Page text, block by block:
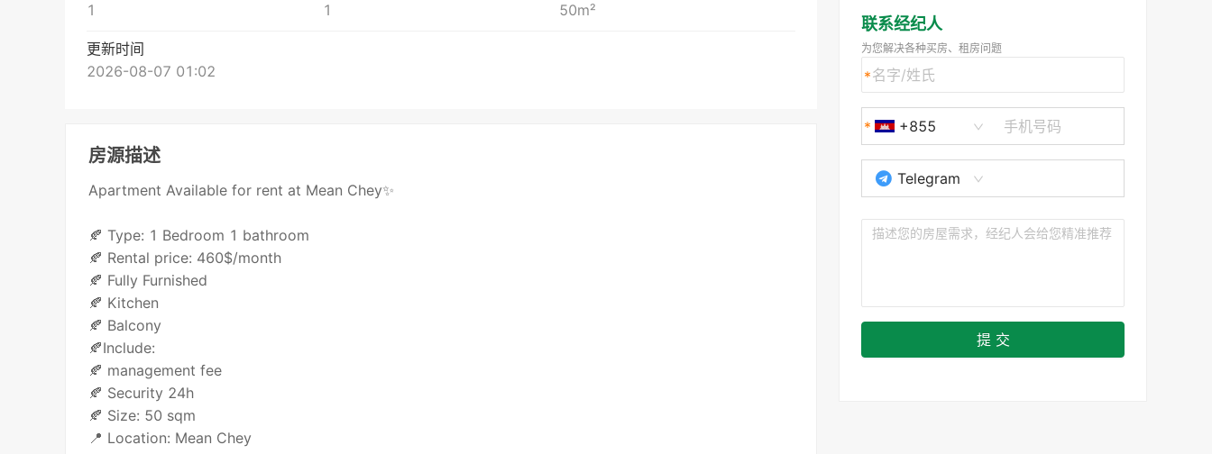
联系经纪人
为您解决各种买房、租房问题
+855
Telegram
提 交
1
1
50m²
更新时间
2026-08-07 01:02
房源描述
Apartment Available for rent at Mean Chey✨
🍂 Type: 1 Bedroom 1 bathroom
🍂 Rental price: 460$/month
🍂 Fully Furnished
🍂 Kitchen
🍂 Balcony
🍂Include:
🍂 management fee
🍂 Security 24h
🍂 Size: 50 sqm
📍 Location: Mean Chey